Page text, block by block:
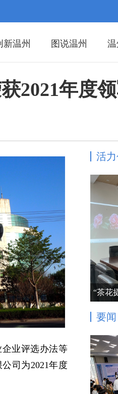
图说温州
新温州
2021年度
业评选办法等
司为2021年度
活
“茶花
要闻